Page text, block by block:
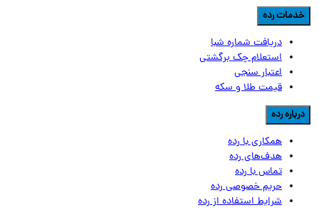
رده
دریافت شماره شبا
استعلام چک برگشتی
اعتبار سنجی
قیمت طلا و سکه
رده
همکاری با رده
هدف‌های رده
تماس‌ با‌ رده
حریم خصوصی رده
شرایط استفاده از رده